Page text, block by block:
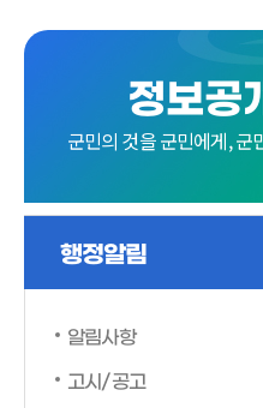
정보공
군민의 것을 군민에게, 군
행정알림
알림사항
고시/공고